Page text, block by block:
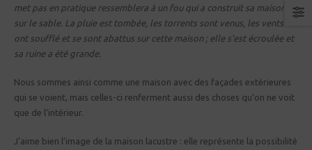
met pas en pratique ressemblera à un fou qui a construit sa maison
sur le sable. La pluie est tombée, les torrents sont venus, les vents
ont soufflé et se sont abattus sur cette maison ; elle s’est écroulée et
sa ruine a été grande.
Nous sommes ainsi comme une maison avec des façades extérieures
qui se voient, mais celles-ci renferment aussi des choses qu’on ne voit
que de l’intérieur.
J’aime bien l’image de la maison lacustre : elle représente la possibilité